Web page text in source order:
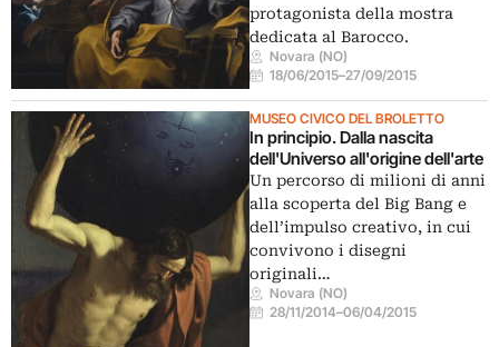
protagonista della mostra
dedicata al Barocco.
Novara (NO)
18/06/2015–27/09/2015
MUSEO CIVICO DEL BROLETTO
In principio. Dalla nascita
dell'Universo all'origine dell'arte
Un percorso di milioni di anni
alla scoperta del Big Bang e
dell’impulso creativo, in cui
convivono i disegni
originali…
Novara (NO)
28/11/2014–06/04/2015